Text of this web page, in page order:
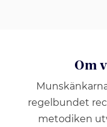
Om
regelbundet
metodiken